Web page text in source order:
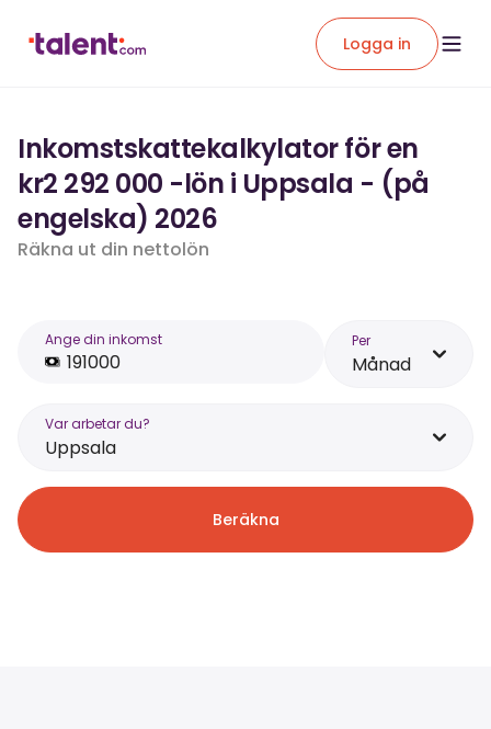
Logga in
Inkomstskattekalkylator för en
kr2 292 000 -lön i Uppsala - (på
engelska) 2026
Räkna ut din nettolön
Ange din inkomst Per
Månad
Var arbetar du?
Uppsala
Beräkna